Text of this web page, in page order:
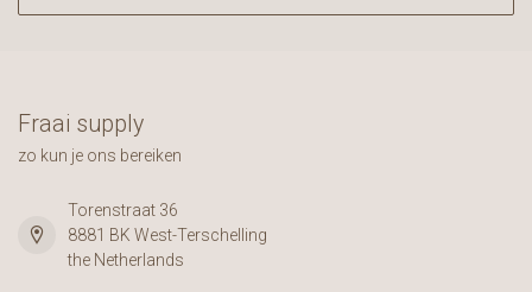
Fraai supply
zo kun je ons bereiken
Torenstraat 36
8881 BK West-Terschelling
the Netherlands